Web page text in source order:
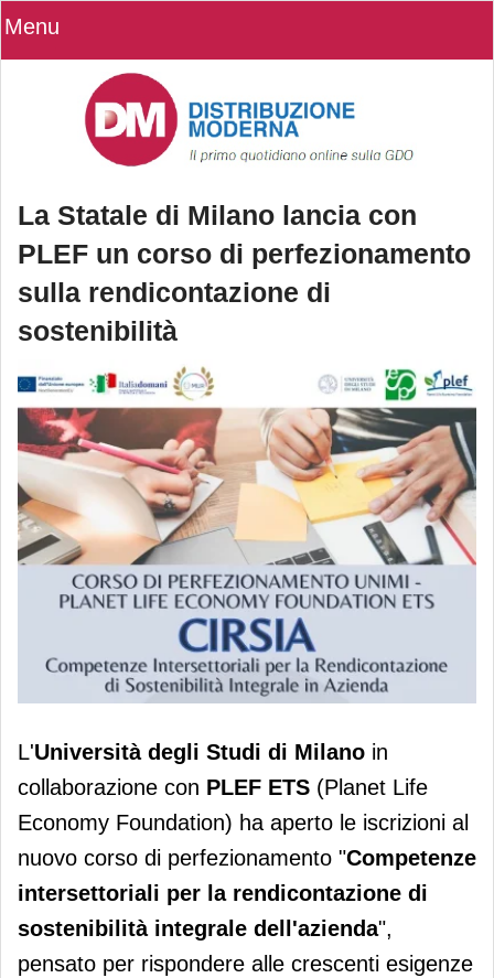
Menu
La Statale di Milano lancia con
PLEF un corso di perfezionamento
sulla rendicontazione di
sostenibilità
La Statale di Milano lancia con PLEF
un corso di perfezionamento sulla
rendicontazione di sostenibilità
L'Università degli Studi di Milano in
collaborazione con PLEF ETS (Planet Life
Economy Foundation) ha aperto le iscrizioni al
nuovo corso di perfezionamento "Competenze
intersettoriali per la rendicontazione di
sostenibilità integrale dell'azienda",
pensato per rispondere alle crescenti esigenze